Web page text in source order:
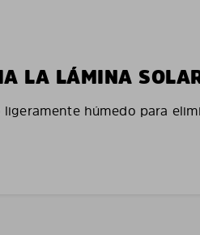
LA LÁMINA
húmedo para